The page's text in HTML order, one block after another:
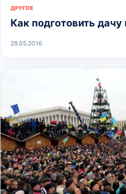
ДРУГОЕ
Как подготовить дачу
28.05.2016